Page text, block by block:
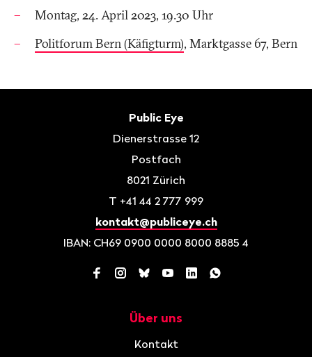
Montag, 24. April 2023, 19.30 Uhr
Politforum Bern (Käfigturm), Marktgasse 67, Bern
Public Eye
Dienerstrasse 12
Postfach
8021 Zürich
T +41 44 2 777 999
kontakt@publiceye.ch
IBAN: CH69 0900 0000 8000 8885 4
Facebook
Instagram
BlueskyYouTube
LinkedInWhatsApp
Über uns
Kontakt